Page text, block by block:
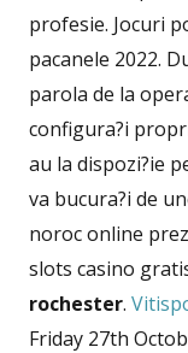
profesie. Jocuri
pacanele 2022.
parola de la
configura?i
au la dispozi?ie
va bucura?i de
noroc online
slots casino
rochester.
Friday 27th